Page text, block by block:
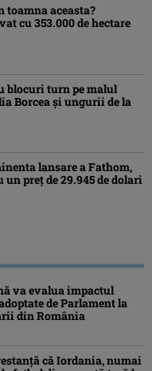
toamna aceasta?
cu 353.000 de hectare
blocuri turn pe malul
Borcea și ungurii de la
lansare a Fathom,
preț de 29.945 de dolari
va evalua impactul
de Parlament la
din România
că Iordania, numai